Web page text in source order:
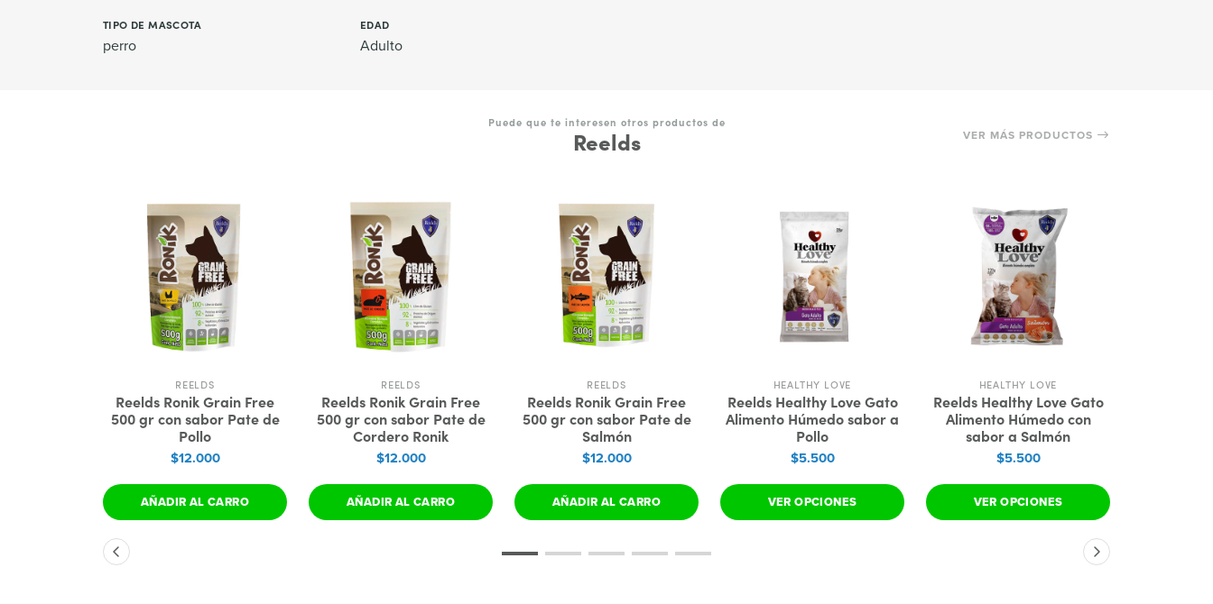
TIPO DE MASCOTA
perro
EDAD
Adulto
Puede que te interesen otros productos de
Reelds VER MÁS PRODUCTOS
REELDS
Reelds Ronik Grain Free
500 gr con sabor Pate de
Pollo
$12.000
AÑADIR AL CARRO
REELDS
Reelds Ronik Grain Free
500 gr con sabor Pate de
Cordero Ronik
$12.000
AÑADIR AL CARRO
REELDS
Reelds Ronik Grain Free
500 gr con sabor Pate de
Salmón
$12.000
AÑADIR AL CARRO
HEALTHY LOVE
Reelds Healthy Love Gato
Alimento Húmedo sabor a
Pollo
$5.500
VER OPCIONES
HEALTHY LOVE
Reelds Healthy Love Gato
Alimento Húmedo con
sabor a Salmón
$5.500
VER OPCIONES